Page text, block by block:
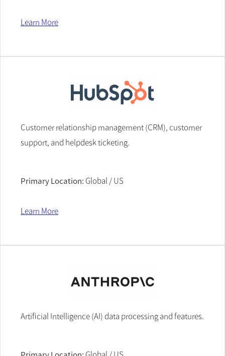
Learn More
Customer relationship management (CRM), customer
support, and helpdesk ticketing.
Primary Location: Global / US
Learn More
Artificial Intelligence (AI) data processing and features.